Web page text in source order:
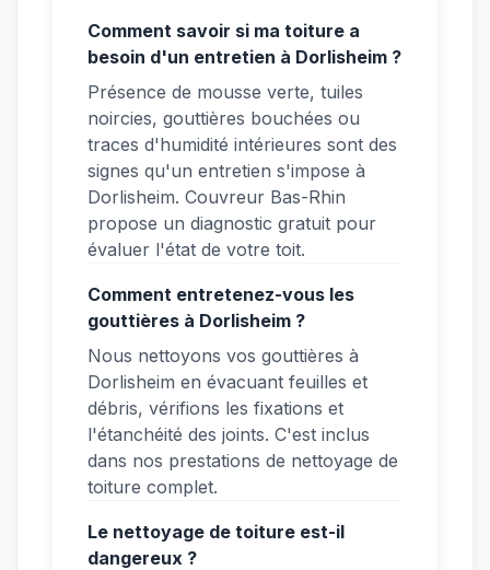
Comment savoir si ma toiture a
besoin d'un entretien à Dorlisheim ?
Présence de mousse verte, tuiles
noircies, gouttières bouchées ou
traces d'humidité intérieures sont des
signes qu'un entretien s'impose à
Dorlisheim. Couvreur Bas-Rhin
propose un diagnostic gratuit pour
évaluer l'état de votre toit.
Comment entretenez-vous les
gouttières à Dorlisheim ?
Nous nettoyons vos gouttières à
Dorlisheim en évacuant feuilles et
débris, vérifions les fixations et
l'étanchéité des joints. C'est inclus
dans nos prestations de nettoyage de
toiture complet.
Le nettoyage de toiture est-il
dangereux ?